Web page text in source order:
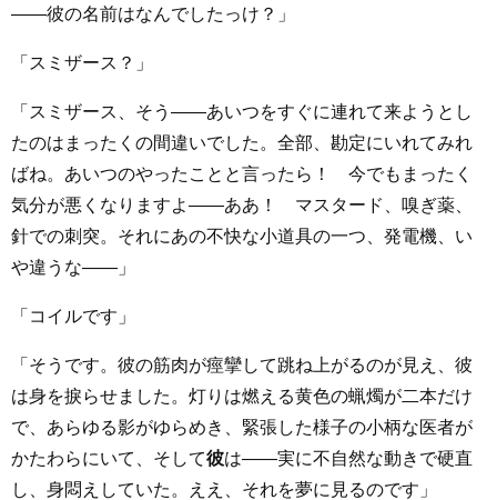
――彼の名前はなんでしたっけ？」
「スミザース？」
「スミザース、そう――あいつをすぐに連れて来ようとし
たのはまったくの間違いでした。全部、勘定にいれてみれ
ばね。あいつのやったことと言ったら！ 今でもまったく
気分が悪くなりますよ――ああ！ マスタード、嗅ぎ薬、
針での刺突。それにあの不快な小道具の一つ、発電機、い
や違うな――」
「コイルです」
「そうです。彼の筋肉が痙攣して跳ね上がるのが見え、彼
は身を捩らせました。灯りは燃える黄色の蝋燭が二本だけ
で、あらゆる影がゆらめき、緊張した様子の小柄な医者が
かたわらにいて、そして彼は――実に不自然な動きで硬直
し、身悶えしていた。ええ、それを夢に見るのです」